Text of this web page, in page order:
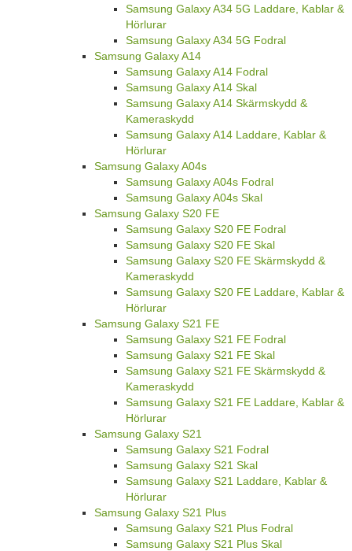
Samsung Galaxy A34 5G Laddare, Kablar &
Hörlurar
Samsung Galaxy A34 5G Fodral
Samsung Galaxy A14
Samsung Galaxy A14 Fodral
Samsung Galaxy A14 Skal
Samsung Galaxy A14 Skärmskydd &
Kameraskydd
Samsung Galaxy A14 Laddare, Kablar &
Hörlurar
Samsung Galaxy A04s
Samsung Galaxy A04s Fodral
Samsung Galaxy A04s Skal
Samsung Galaxy S20 FE
Samsung Galaxy S20 FE Fodral
Samsung Galaxy S20 FE Skal
Samsung Galaxy S20 FE Skärmskydd &
Kameraskydd
Samsung Galaxy S20 FE Laddare, Kablar &
Hörlurar
Samsung Galaxy S21 FE
Samsung Galaxy S21 FE Fodral
Samsung Galaxy S21 FE Skal
Samsung Galaxy S21 FE Skärmskydd &
Kameraskydd
Samsung Galaxy S21 FE Laddare, Kablar &
Hörlurar
Samsung Galaxy S21
Samsung Galaxy S21 Fodral
Samsung Galaxy S21 Skal
Samsung Galaxy S21 Laddare, Kablar &
Hörlurar
Samsung Galaxy S21 Plus
Samsung Galaxy S21 Plus Fodral
Samsung Galaxy S21 Plus Skal